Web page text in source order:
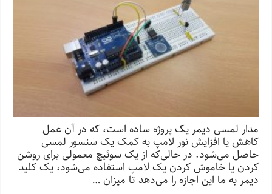
مدار لمسی دیمر یک پروژه ساده است، که در آن عمل
کاهش یا افزایش نور لامپ به کمک یک سنسور لمسی
حاصل می‌شود. در حالی‌که از یک سوئیچ معمولی برای روشن
کردن یا خاموش کردن یک لامپ استفاده می‌شود، یک کلید
دیمر به ما این اجازه را می‌دهد تا میزان …